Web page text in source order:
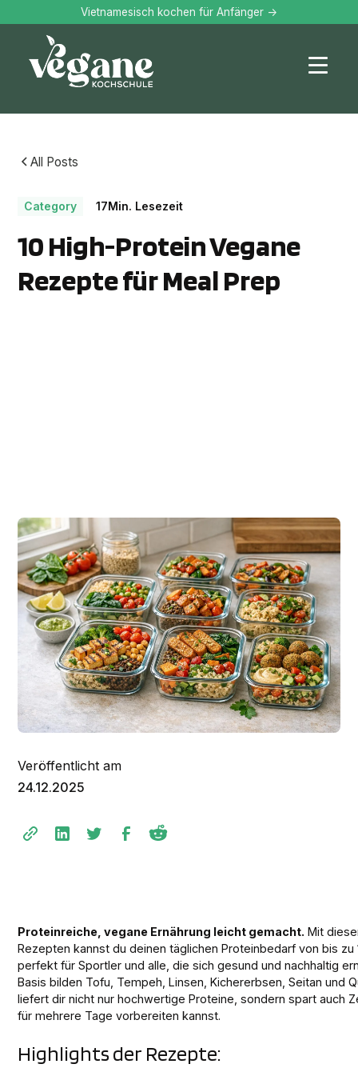
Vietnamesisch kochen für Anfänger ->
All Posts
Category 17Min. Lesezeit
10 High-Protein Vegane
Rezepte für Meal Prep
Veröffentlicht am
24.12.2025
Proteinreiche, vegane Ernährung leicht gemacht. Mit
Rezepten kannst du deinen täglichen Proteinbedarf von bis zu
perfekt für Sportler und alle, die sich gesund und nachhaltig
Basis bilden Tofu, Tempeh, Linsen, Kichererbsen, Seitan und
liefert dir nicht nur hochwertige Proteine, sondern spart auch
für mehrere Tage vorbereiten kannst.
Highlights der Rezepte: